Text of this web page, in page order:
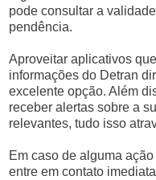
pode consultar a
pendência.
Aproveitar aplicativos
informações do Detran
excelente opção. Além
receber alertas sobre a
relevantes, tudo isso
Em caso de alguma
entre em contato